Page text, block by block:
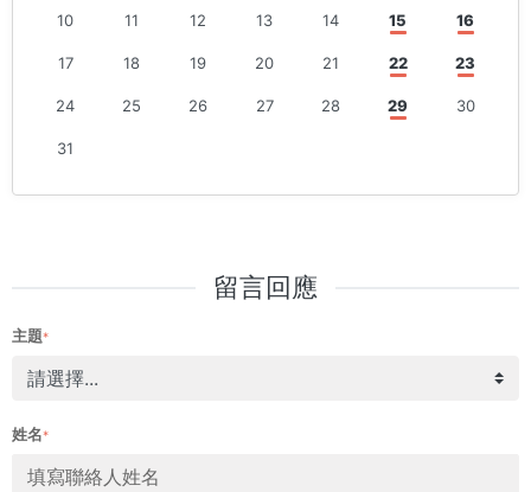
10 11 12 13 14 15 16
17 18 19 20 21 22 23
24 25 26 27 28 29 30
31
留言回應
主題*
姓名*